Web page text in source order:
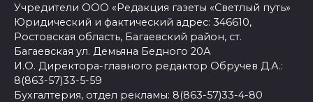
Учредители ООО «Редакция газеты «Светлый путь»
Юридический и фактический адрес: 346610,
Ростовская область, Багаевский район, ст.
Багаевская ул. Демьяна Бедного 20А
И.О. Директора-главного редактор Обручев Д.А.:
8(863-57)33-5-59
Бухгалтерия, отдел рекламы: 8(863-57)33-4-80